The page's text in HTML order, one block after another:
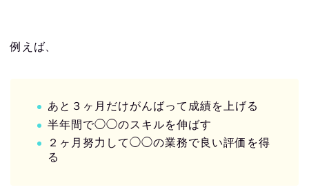
例えば、
あと３ヶ月だけがんばって成績を上げる
半年間で◯◯のスキルを伸ばす
２ヶ月努力して◯◯の業務で良い評価を得
る